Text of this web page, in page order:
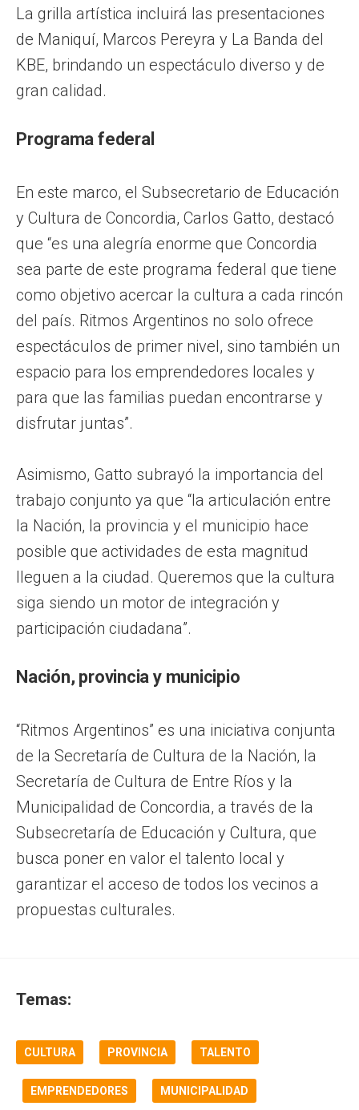
La grilla artística incluirá las presentaciones
de Maniquí, Marcos Pereyra y La Banda del
KBE, brindando un espectáculo diverso y de
gran calidad.
Programa federal
En este marco, el Subsecretario de Educación
y Cultura de Concordia, Carlos Gatto, destacó
que “es una alegría enorme que Concordia
sea parte de este programa federal que tiene
como objetivo acercar la cultura a cada rincón
del país. Ritmos Argentinos no solo ofrece
espectáculos de primer nivel, sino también un
espacio para los emprendedores locales y
para que las familias puedan encontrarse y
disfrutar juntas”.
Asimismo, Gatto subrayó la importancia del
trabajo conjunto ya que “la articulación entre
la Nación, la provincia y el municipio hace
posible que actividades de esta magnitud
lleguen a la ciudad. Queremos que la cultura
siga siendo un motor de integración y
participación ciudadana”.
Nación, provincia y municipio
“Ritmos Argentinos” es una iniciativa conjunta
de la Secretaría de Cultura de la Nación, la
Secretaría de Cultura de Entre Ríos y la
Municipalidad de Concordia, a través de la
Subsecretaría de Educación y Cultura, que
busca poner en valor el talento local y
garantizar el acceso de todos los vecinos a
propuestas culturales.
Temas:
CULTURA PROVINCIA TALENTO
EMPRENDEDORES MUNICIPALIDAD